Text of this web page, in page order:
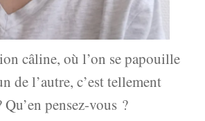
câline, où l’on se papouille
de l’autre, c’est tellement
pensez-vous ?